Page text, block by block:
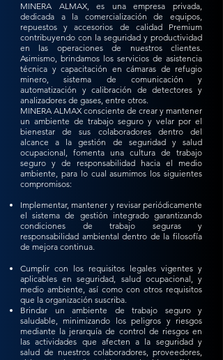
MINERA ALMAX, es una empresa privada,
dedicada a la comercialización de equipos,
repuestos y accesorios de calidad Premium
contribuyendo con la seguridad y productividad
en las operaciones de nuestros clientes.
Asimismo, brindamos los servicios de asistencia
técnica y capacitación en cámaras de refugio
minero, sistema de comunicación y
automatización y calibración de detectores y
analizadores de gases, entre otros.
MINERA ALMAX consciente de crear y mantener
un ambiente de trabajo seguro y velar por el
bienestar de sus colaboradores dentro del
alcance a la gestión de seguridad y salud
ocupacional, fomenta una cultura de trabajo
seguro y de responsabilidad hacia el medio
ambiente, para lo cual asumimos los siguientes
compromisos:
Implementar, mantener y revisar periódicamente
el sistema de gestión integrado garantizando
condiciones de trabajo seguras y
responsabilidad ambiental dentro de la filosofía
de mejora continua.
Cumplir con los requisitos legales vigentes y
aplicables en seguridad, salud ocupacional, y
medio ambiente, así como con otros requisitos
que la organización suscriba.
Brindar un ambiente de trabajo seguro y
saludable, minimizando los peligros y riesgos
mediante la jerarquía de control de riesgos en
las actividades que afecten a la seguridad y
salud de nuestros colaboradores, proveedores,